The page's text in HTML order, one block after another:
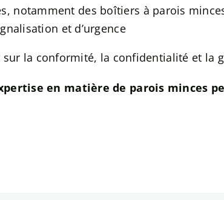
notamment des boîtiers à parois
et d’urgence
sur la conformité, la confidentialité et la
en matière de parois minces